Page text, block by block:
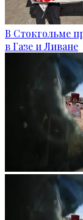
В Стокгольме
в Газе и Ливане